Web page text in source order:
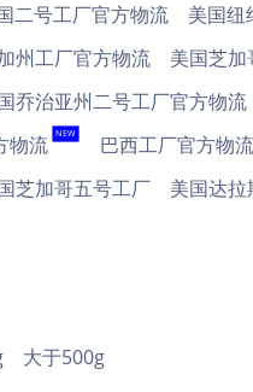
二号工厂官方物流
美国纽
州工厂官方物流
美国芝
乔治亚州二号工厂官方物流
物流 NEW
巴西工厂官方物
芝加哥五号工厂
美国达
大于500g